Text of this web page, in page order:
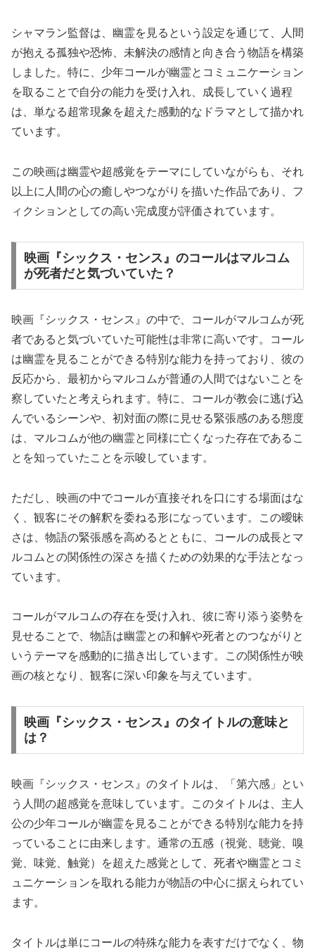
シャマラン監督は、幽霊を見るという設定を通じて、人間
が抱える孤独や恐怖、未解決の感情と向き合う物語を構築
しました。特に、少年コールが幽霊とコミュニケーション
を取ることで自分の能力を受け入れ、成長していく過程
は、単なる超常現象を超えた感動的なドラマとして描かれ
ています。
この映画は幽霊や超感覚をテーマにしていながらも、それ
以上に人間の心の癒しやつながりを描いた作品であり、フ
ィクションとしての高い完成度が評価されています。
映画『シックス・センス』のコールはマルコム
が死者だと気づいていた？
映画『シックス・センス』の中で、コールがマルコムが死
者であると気づいていた可能性は非常に高いです。コール
は幽霊を見ることができる特別な能力を持っており、彼の
反応から、最初からマルコムが普通の人間ではないことを
察していたと考えられます。特に、コールが教会に逃げ込
んでいるシーンや、初対面の際に見せる緊張感のある態度
は、マルコムが他の幽霊と同様に亡くなった存在であるこ
とを知っていたことを示唆しています。
ただし、映画の中でコールが直接それを口にする場面はな
く、観客にその解釈を委ねる形になっています。この曖昧
さは、物語の緊張感を高めるとともに、コールの成長とマ
ルコムとの関係性の深さを描くための効果的な手法となっ
ています。
コールがマルコムの存在を受け入れ、彼に寄り添う姿勢を
見せることで、物語は幽霊との和解や死者とのつながりと
いうテーマを感動的に描き出しています。この関係性が映
画の核となり、観客に深い印象を与えています。
映画『シックス・センス』のタイトルの意味と
は？
映画『シックス・センス』のタイトルは、「第六感」とい
う人間の超感覚を意味しています。このタイトルは、主人
公の少年コールが幽霊を見ることができる特別な能力を持
っていることに由来します。通常の五感（視覚、聴覚、嗅
覚、味覚、触覚）を超えた感覚として、死者や幽霊とコミ
ュニケーションを取れる能力が物語の中心に据えられてい
ます。
タイトルは単にコールの特殊な能力を表すだけでなく、物